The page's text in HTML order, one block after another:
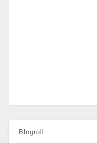
Blogroll